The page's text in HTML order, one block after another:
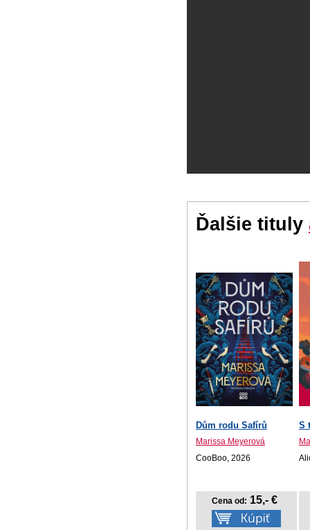
Ďalšie tituly
Dům rodu Safírů
Marissa Meyerová
CooBoo, 2026
Cena od: 15,- €
S